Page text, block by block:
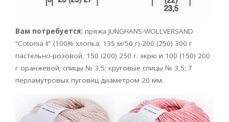
Вам потребуется: пряжа JUNGHANS-WOLLVERSAND
“Cotonia II” (100% хлопка; 135 м/50 г)-200 (250) 300 г
пастельно-розовой, 150 (200) 250 г. экрю и 100 (150) 200
г оранжевой; спицы № 3,5; круговые спицы № 3,5; 7
перламутровых пуговиц диаметром 20 мм.